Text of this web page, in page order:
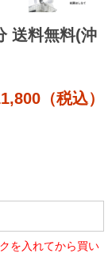
送料無料(沖
（税込）
を入れてから買い